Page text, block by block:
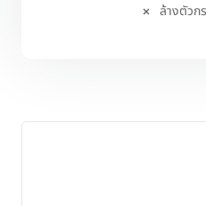
ล้างตัวก